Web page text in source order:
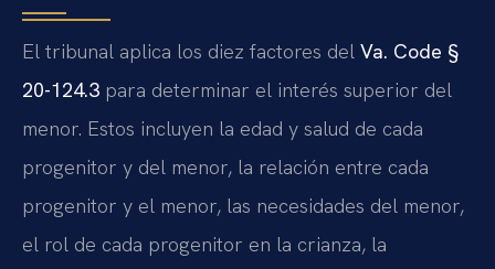
El tribunal aplica los diez factores del Va. Code §
20-124.3 para determinar el interés superior del
menor. Estos incluyen la edad y salud de cada
progenitor y del menor, la relación entre cada
progenitor y el menor, las necesidades del menor,
el rol de cada progenitor en la crianza, la